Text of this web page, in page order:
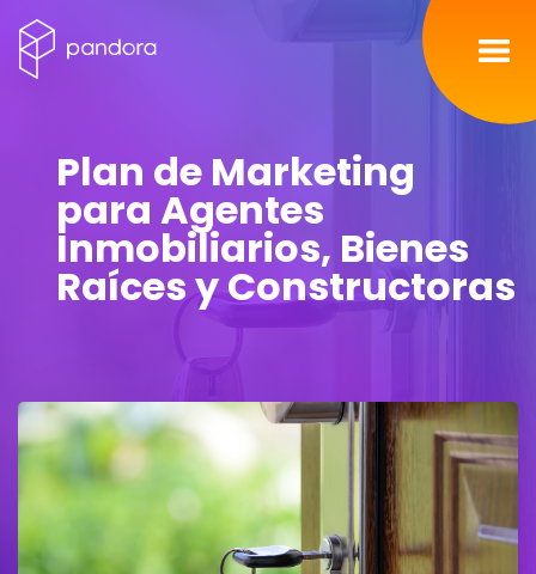
Servicios
Nosotros
Contacto
Plan de Marketing
para Agentes
Inmobiliarios, Bienes
Raíces y Constructoras